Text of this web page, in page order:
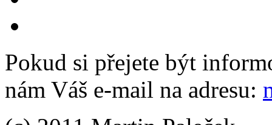
Pokud si přejete být
nám Váš e-mail na adresu: